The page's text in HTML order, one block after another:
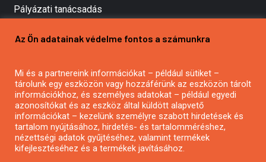
Pályázati tanácsadás
Mezőgazdasági pályázatírás
Pályázatírás civil szervezeteknek
Pályázatírás önkormányzatoknak
Pályázatfigyelés
Specifikus pályázatfigyelés vagy hírlevél
Az Ön adatainak védelme fontos a számunkra
Mi és a partnereink információkat – például sütiket –
tárolunk egy eszközön vagy hozzáférünk az eszközön tárolt
információkhoz, és személyes adatokat – például egyedi
azonosítókat és az eszköz által küldött alapvető
információkat – kezelünk személyre szabott hirdetések és
tartalom nyújtásához, hirdetés- és tartalomméréshez,
nézettségi adatok gyűjtéséhez, valamint termékek
kifejlesztéséhez és a termékek javításához.